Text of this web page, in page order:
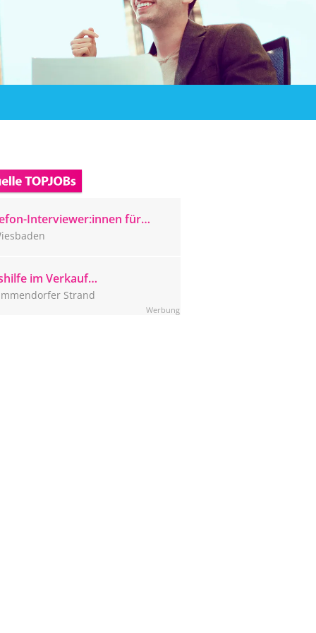
Interviewer:innen für
Wiesbadener CATI-Studio
im Verkauf
Strand (m/w/d)
Strand